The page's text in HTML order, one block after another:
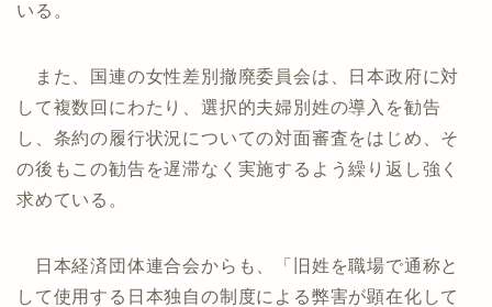
いる。
また、国連の女性差別撤廃委員会は、日本政府に対
して複数回にわたり、選択的夫婦別姓の導入を勧告
し、条約の履行状況についての対面審査をはじめ、そ
の後もこの勧告を遅滞なく実施するよう繰り返し強く
求めている。
日本経済団体連合会からも、「旧姓を職場で通称と
して使用する日本独自の制度による弊害が顕在化して